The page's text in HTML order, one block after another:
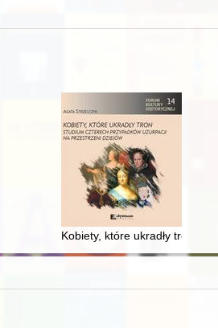
Piastów Śląskich w Brzegu =
Biuro Podróży Orbis w Kaliszu w latach
Kobiety, które ukradły tron :